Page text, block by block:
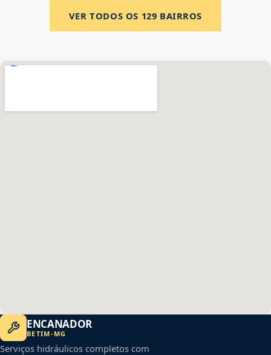
VER TODOS OS 129 BAIRROS
ENCANADOR
BETIM-MG
Serviços hidráulicos completos com